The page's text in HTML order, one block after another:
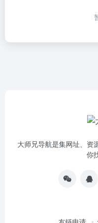
大师兄导航是集网址、资
你